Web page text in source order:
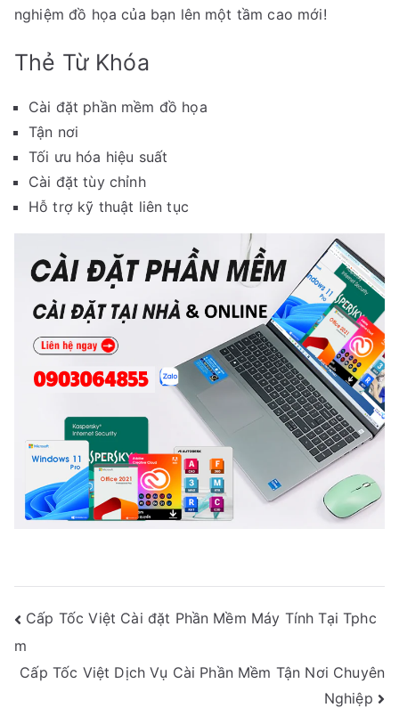
nghiệm đồ họa của bạn lên một tầm cao mới!
Thẻ Từ Khóa
Cài đặt phần mềm đồ họa
Tận nơi
Tối ưu hóa hiệu suất
Cài đặt tùy chỉnh
Hỗ trợ kỹ thuật liên tục
Điều
Hướng
Bài
Cấp Tốc Việt Cài đặt Phần Mềm Máy Tính Tại Tphc
m
Cấp Tốc Việt Dịch Vụ Cài Phần Mềm Tận Nơi Chuyên
Nghiệp